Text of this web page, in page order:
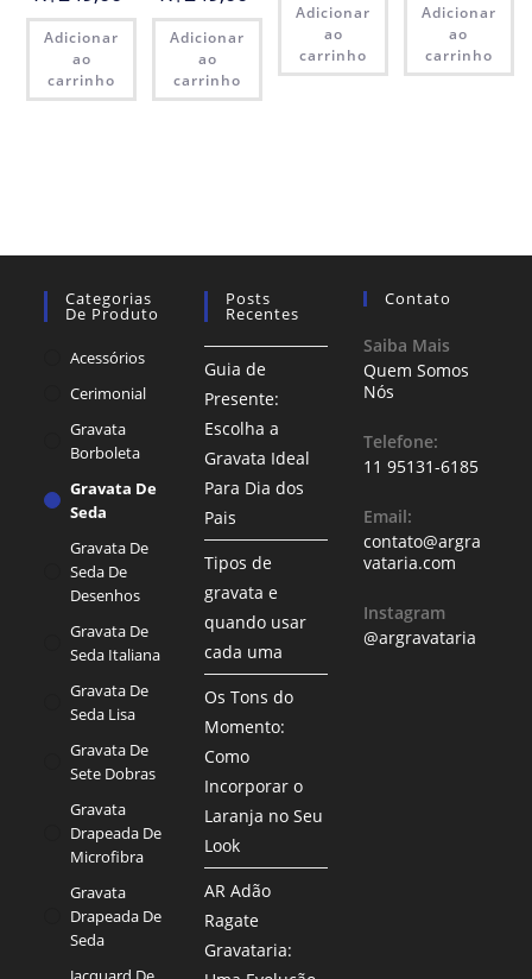
Adicionar
ao
carrinho
Adicionar
ao
carrinho
Adicionar
ao
carrinho
Adicionar
ao
carrinho
Categorias
De Produto
Acessórios
Cerimonial
Gravata
Borboleta
Gravata De
Seda
Gravata De
Seda De
Desenhos
Gravata De
Seda Italiana
Gravata De
Seda Lisa
Gravata De
Sete Dobras
Gravata
Drapeada De
Microfibra
Gravata
Drapeada De
Seda
Posts
Recentes
Guia de
Presente:
Escolha a
Gravata Ideal
Para Dia dos
Pais
Tipos de
gravata e
quando usar
cada uma
Os Tons do
Momento:
Como
Incorporar o
Laranja no Seu
Look
AR Adão
Ragate
Gravataria:
Contato
Saiba Mais
Quem Somos
Nós
Telefone:
11 95131-6185
Email:
contato@argra
vataria.com
Instagram
@argravataria